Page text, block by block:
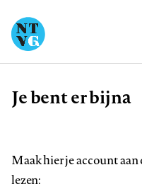
Kruimelpad
Je bent er bijna
Maak hier je account
lezen: